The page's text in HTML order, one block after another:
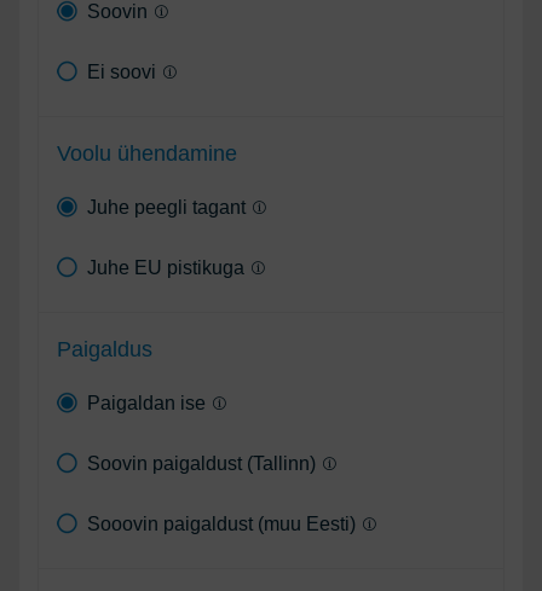
Soovin
Ei soovi
Voolu ühendamine
Juhe peegli tagant
Juhe EU pistikuga
Paigaldus
Paigaldan ise
Soovin paigaldust (Tallinn)
Sooovin paigaldust (muu Eesti)